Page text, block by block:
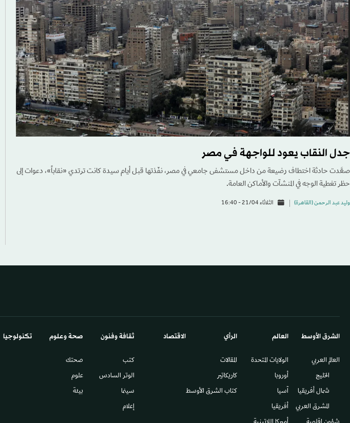
جدل النقاب يعود للواجهة في مصر
صعَّدت حادثة اختطاف رضيعة من داخل مستشفى جامعي في مصر، نفّذتها قبل أيام سيدة كانت ترتدي «نقاباً»، دعوات إلى
حظر تغطية الوجه في المنشآت والأماكن العامة.
وليد عبد الرحمن (القاهرة) الثلاثاء 21/04 - 16:40
الشرق الأوسط​
العالم العربي
الخليج
شمال أفريقيا
المشرق العربي
العالم
الولايات المتحدة
أوروبا
آسيا
أفريقيا
الرأي
المقالات
كاريكاتير
كتاب الشرق الأوسط
الاقتصاد ثقافة وفنون
كتب
الوتر السادس​
سينما
إعلام
صحة وعلوم
صحتك
علوم
بيئة
تكنولوجيا